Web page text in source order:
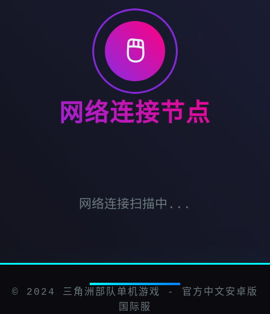
🖱️
网络连接节点
网络连接扫描中...
© 2024 三角洲部队单机游戏 - 官方中文安卓版
国际服